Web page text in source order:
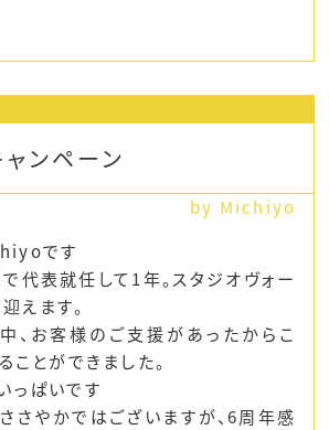
ンペーン
by Michiyo
です
代表就任して1年。スタジオヴォー
えます。
、お客様のご支援があったからこ
ことができました。
っぱいです
さやかではございますが、6周年感